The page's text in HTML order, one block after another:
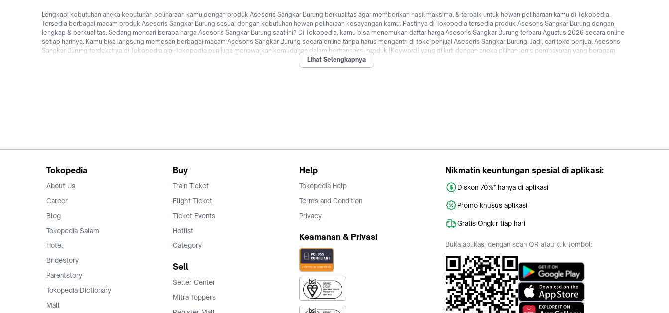
Lengkapi kebutuhan aneka kebutuhan peliharaan kamu dengan produk Asesoris Sangkar Burung berkualitas agar memberikan hasil maksimal & terbaik untuk hewan peliharaan kamu di Tokopedia.
Tersedia berbagai macam produk Asesoris Sangkar Burung sesuai dengan kebutuhan hewan peliharaan kesayangan kamu. Pastinya di Tokopedia tersedia produk Asesoris Sangkar Burung dengan
lengkap & berkualitas. Sedang mencari berapa harga Asesoris Sangkar Burung saat ini? Di Tokopedia, kamu bisa menemukan daftar harga Asesoris Sangkar Burung terbaru Agustus 2026 secara online
setiap harinya. Kamu bisa langsung memesan berbagai macam Asesoris Sangkar Burung secara online tanpa harus mengantri di toko penjual Asesoris Sangkar Burung. Jadi, cari toko penjual Asesoris
Sangkar Burung terdekat ya di Tokopedia aja! Tokopedia pun juga menawarkan kemudahan dalam bertransaksi produk {Keyword| yang diikuti dengan aneka pilihan jenis pembayaran yang beragam,
mulai dari bebas ongkir, pengiriman dihari yang sama, bayar ditempat (COD), pilihan cicilan 0% dari berbagai bank di Indonesia hingga promo Asesoris Sangkar Burung untuk pengguna baru! Yuk mulai
berbelanja aneka Asesoris Sangkar Burung online terlengkap & berkualitas hanya di Tokopedia.
Lihat Selengkapnya
Tokopedia
About Us
Career
Blog
Tokopedia Salam
Hotel
Bridestory
Parentstory
Tokopedia Dictionary
Mall
Buy
Train Ticket
Flight Ticket
Ticket Events
Hotlist
Category
Sell
Seller Center
Mitra Toppers
Help
Tokopedia Help
Terms and Condition
Privacy
Keamanan & Privasi
Nikmatin keuntungan spesial di aplikasi:
Diskon 70%* hanya di aplikasi
Promo khusus aplikasi
Gratis Ongkir tiap hari
Buka aplikasi dengan scan QR atau klik tombol: